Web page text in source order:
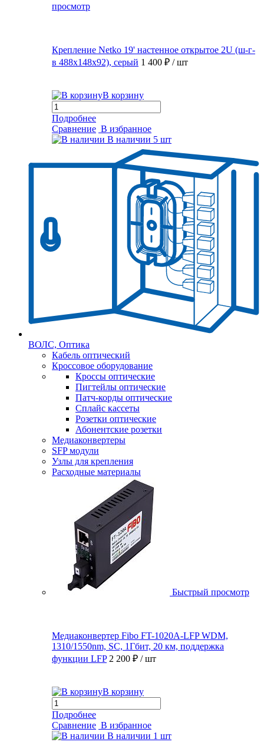
просмотр
Крепление Netko 19' настенное открытое 2U (ш-г-
в 488х148х92), серый 1 400 ₽ / шт
В корзину
Подробнее
Сравнение В избранное
В наличии 5 шт
ВОЛС, Оптика
Кабель оптический
Кроссовое оборудование
Кроссы оптические
Пигтейлы оптические
Патч-корды оптические
Сплайс кассеты
Розетки оптические
Абонентские розетки
Медиаконвертеры
SFP модули
Узлы для крепления
Расходные материалы
Быстрый просмотр
Медиаконвертер Fibo FT-1020A-LFP WDM,
1310/1550nm, SC, 1Гбит, 20 км, поддержка
функции LFP 2 200 ₽ / шт
В корзину
Подробнее
Сравнение В избранное
В наличии 1 шт